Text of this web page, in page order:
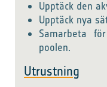
Upptäck den
Upptäck nya
Samarbeta
poolen.
Utrustning